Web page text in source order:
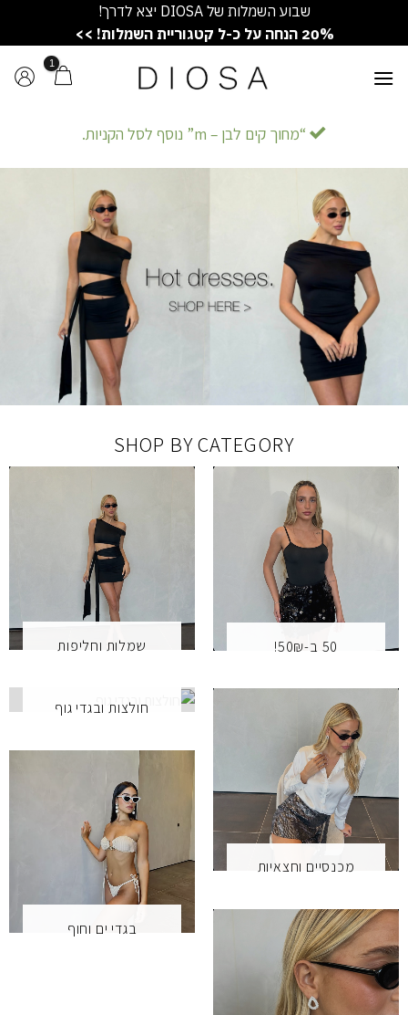
שבוע השמלות של DIOSA יצא לדרך!
20% הנחה על כ-ל קטגוריית השמלות! >>
“מחוך קים לבן – m” נוסף לסל הקניות.
SHOP BY CATEGORY
שמלות וחליפות 50 ב-50₪!
חולצות ובגדי גוף
מכנסיים וחצאיות
בגדי ים וחוף